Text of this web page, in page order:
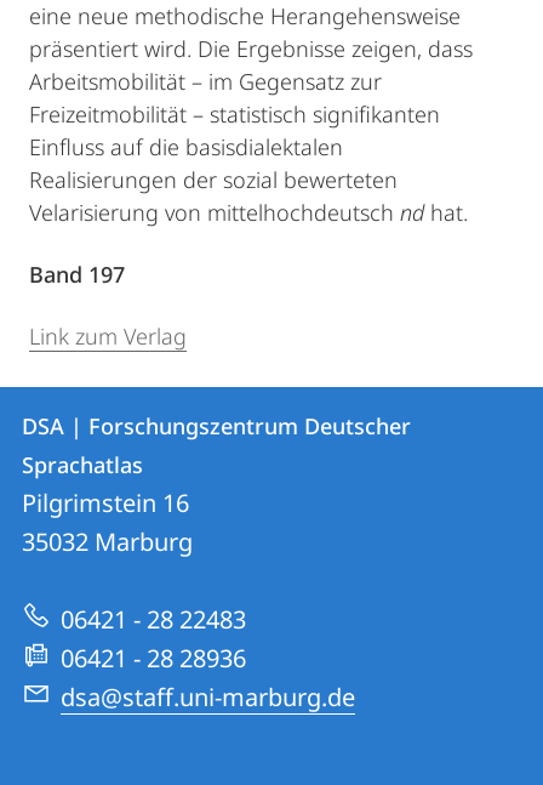
eine neue methodische Herangehensweise
präsentiert wird. Die Ergebnisse zeigen, dass
Arbeitsmobilität – im Gegensatz zur
Freizeitmobilität – statistisch signifikanten
Einfluss auf die basisdialektalen
Realisierungen der sozial bewerteten
Velarisierung von mittelhochdeutsch ndhat.
Band 197
Link zum Verlag
Kontakt
und
Informationen
zur
Website
Kontaktinformationen
DSA
|
Forschungszentrum
Sprachatlas
DSA | Forschungszentrum Deutscher
Sprachatlas
Pilgrimstein 16
35032 Marburg
06421 - 28 22483
06421 - 28 28936
dsa@staff.uni-marburg.de